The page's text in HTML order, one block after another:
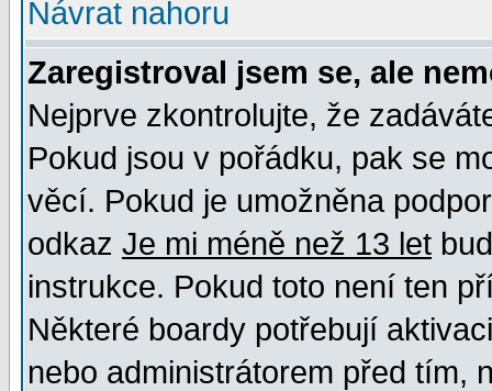
Návrat nahoru
Zaregistroval jsem se, ale
Nejprve zkontrolujte, že
Pokud jsou v pořádku, pak se
věcí. Pokud je umožněna
odkaz Je mi méně než 13 let
instrukce. Pokud toto není ten
Některé boardy potřebují
nebo administrátorem před tím,